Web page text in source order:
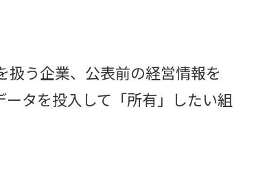
う企業、公表前の経営情報を
タを投入して「所有」したい組